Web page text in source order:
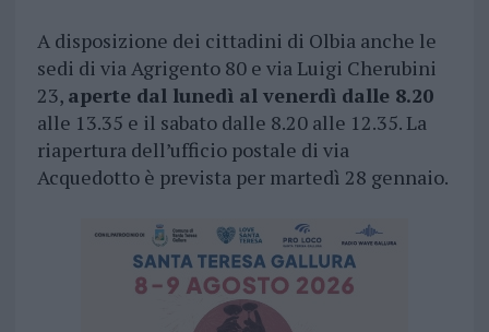
A disposizione dei cittadini di Olbia anche le
sedi di via Agrigento 80 e via Luigi Cherubini
23, aperte dal lunedì al venerdì dalle 8.20
alle 13.35 e il sabato dalle 8.20 alle 12.35. La
riapertura dell’ufficio postale di via
Acquedotto è prevista per martedì 28 gennaio.